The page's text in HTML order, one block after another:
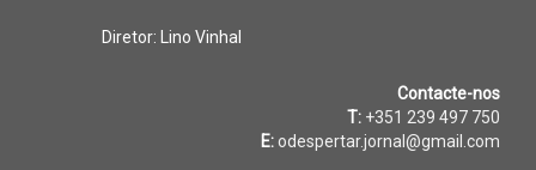
Diretor: Lino Vinhal
Contacte-nos
T: +351 239 497 750
E: odespertar.jornal@gmail.com